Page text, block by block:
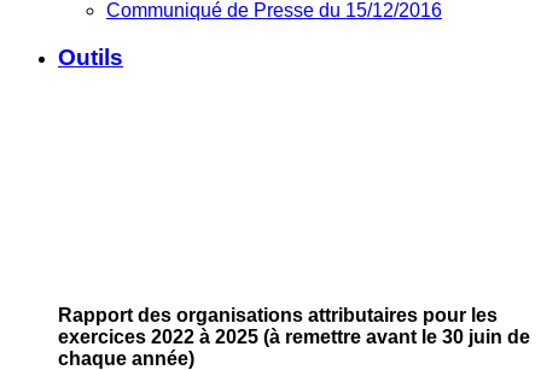
Communiqué de Presse du 15/12/2016
Outils
Rapport des organisations attributaires pour les
exercices 2022 à 2025 (à remettre avant le 30 juin de
chaque année)